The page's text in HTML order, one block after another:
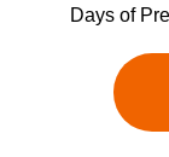
Days of